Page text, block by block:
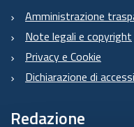
Amministrazione
Note legali e copyright
Privacy e Cookie
Dichiarazione di
Redazione